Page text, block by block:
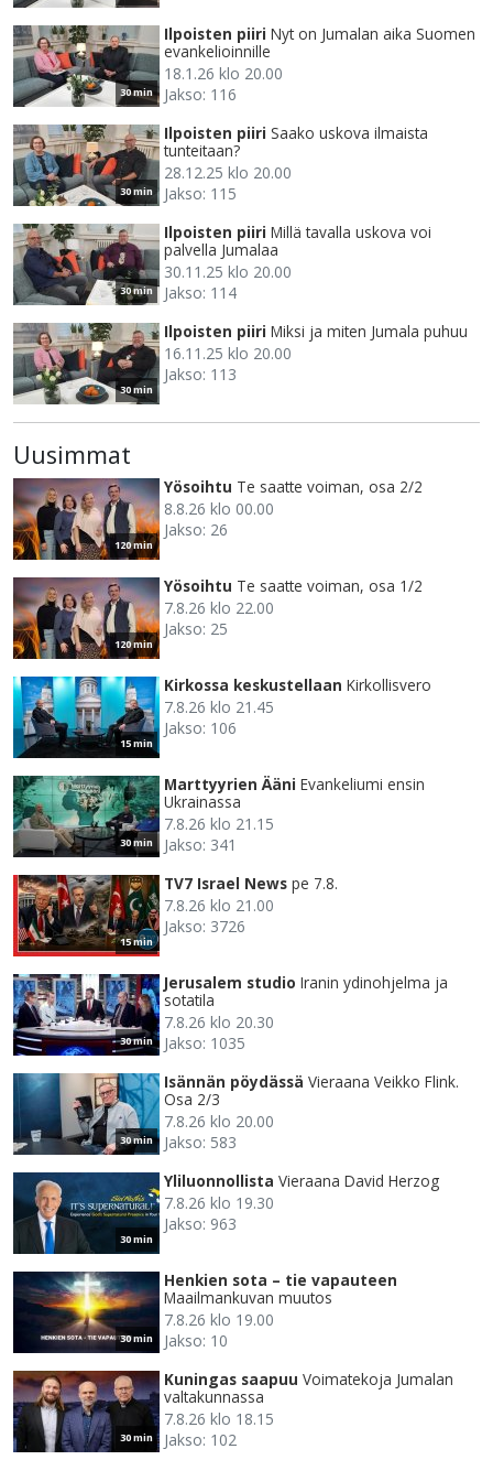
30 min
Ilpoisten piiri Nyt on Jumalan aika Suomen
evankelioinnille
18.1.26 klo 20.00
Jakso: 116
30 min
Ilpoisten piiri Saako uskova ilmaista
tunteitaan?
28.12.25 klo 20.00
Jakso: 115
30 min
Ilpoisten piiri Millä tavalla uskova voi
palvella Jumalaa
30.11.25 klo 20.00
Jakso: 114
30 min
Ilpoisten piiri Miksi ja miten Jumala puhuu
16.11.25 klo 20.00
Jakso: 113
Uusimmat
120 min
Yösoihtu Te saatte voiman, osa 2/2
8.8.26 klo 00.00
Jakso: 26
120 min
Yösoihtu Te saatte voiman, osa 1/2
7.8.26 klo 22.00
Jakso: 25
15 min
Kirkossa keskustellaan Kirkollisvero
7.8.26 klo 21.45
Jakso: 106
30 min
Marttyyrien Ääni Evankeliumi ensin
Ukrainassa
7.8.26 klo 21.15
Jakso: 341
15 min
TV7 Israel News pe 7.8.
7.8.26 klo 21.00
Jakso: 3726
30 min
Jerusalem studio Iranin ydinohjelma ja
sotatila
7.8.26 klo 20.30
Jakso: 1035
30 min
Isännän pöydässä Vieraana Veikko Flink.
Osa 2/3
7.8.26 klo 20.00
Jakso: 583
30 min
Yliluonnollista Vieraana David Herzog
7.8.26 klo 19.30
Jakso: 963
30 min
Henkien sota – tie vapauteen
Maailmankuvan muutos
7.8.26 klo 19.00
Jakso: 10
30 min
Kuningas saapuu Voimatekoja Jumalan
valtakunnassa
7.8.26 klo 18.15
Jakso: 102